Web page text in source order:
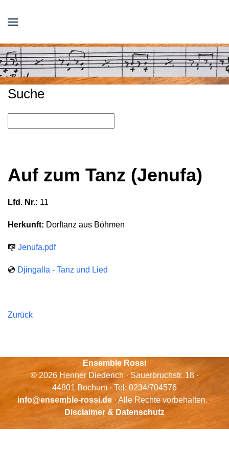
Suche
Auf zum Tanz (Jenufa)
Lfd. Nr.: 11
Herkunft: Dorftanz aus Böhmen
🎼 Jenufa.pdf
💿 Djingalla - Tanz und Lied
Zurück
Ensemble Rossi
© 2026 Henner Diederich · Sauerbruchstr. 18 ·
44801 Bochum · Tel: 0234/704576
info@ensemble-rossi.de· Alle Rechte vorbehalten. ·
Disclaimer & Datenschutz